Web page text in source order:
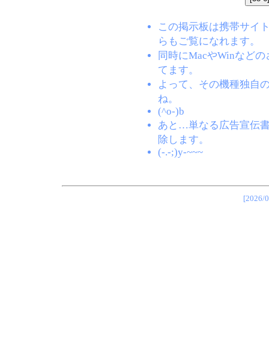
この掲示板は携帯サイ
らもご覧になれます。
同時にMacやWinなど
てます。
よって、その機種独自
ね。
(^o-)b
あと…単なる広告宣伝
除します。
(-.-;)y-~~~
[2026/